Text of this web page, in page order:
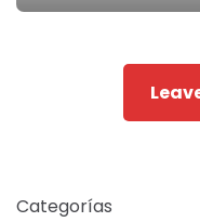
navigation
Categorías